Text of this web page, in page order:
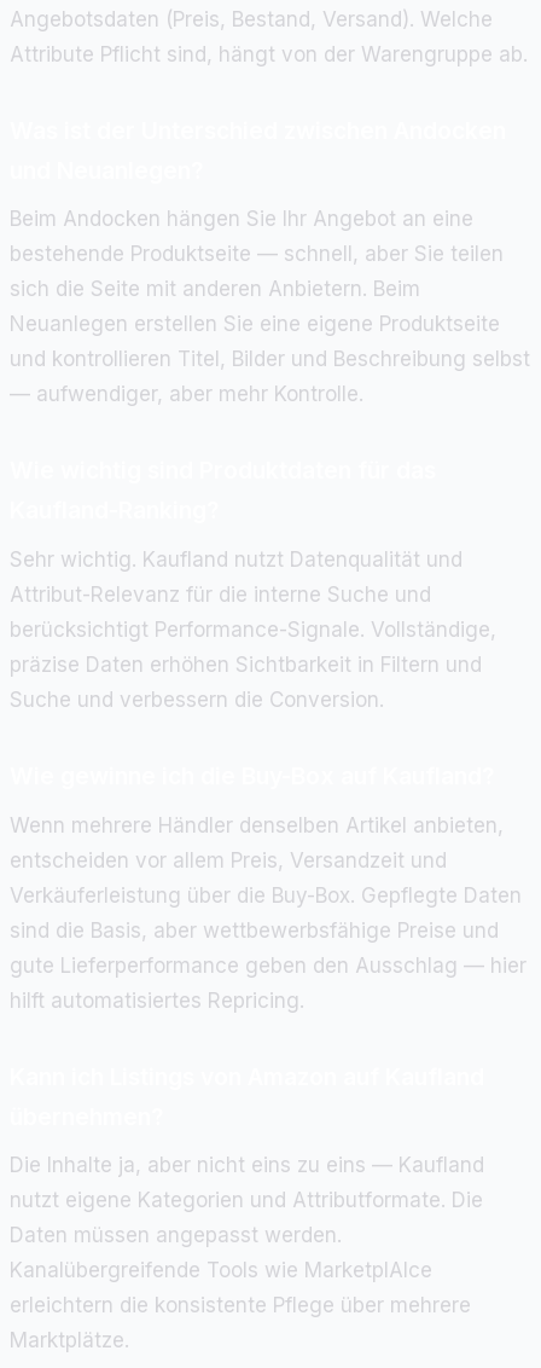
Angebotsdaten (Preis, Bestand, Versand). Welche
Attribute Pflicht sind, hängt von der Warengruppe ab.
Beim Andocken hängen Sie Ihr Angebot an eine
bestehende Produktseite — schnell, aber Sie teilen
sich die Seite mit anderen Anbietern. Beim
Neuanlegen erstellen Sie eine eigene Produktseite
und kontrollieren Titel, Bilder und Beschreibung selbst
— aufwendiger, aber mehr Kontrolle.
Sehr wichtig. Kaufland nutzt Datenqualität und
Attribut-Relevanz für die interne Suche und
berücksichtigt Performance-Signale. Vollständige,
präzise Daten erhöhen Sichtbarkeit in Filtern und
Suche und verbessern die Conversion.
Wenn mehrere Händler denselben Artikel anbieten,
entscheiden vor allem Preis, Versandzeit und
Verkäuferleistung über die Buy-Box. Gepflegte Daten
sind die Basis, aber wettbewerbsfähige Preise und
gute Lieferperformance geben den Ausschlag — hier
hilft automatisiertes Repricing.
Die Inhalte ja, aber nicht eins zu eins — Kaufland
nutzt eigene Kategorien und Attributformate. Die
Daten müssen angepasst werden.
Kanalübergreifende Tools wie MarketplAIce
erleichtern die konsistente Pflege über mehrere
Marktplätze.